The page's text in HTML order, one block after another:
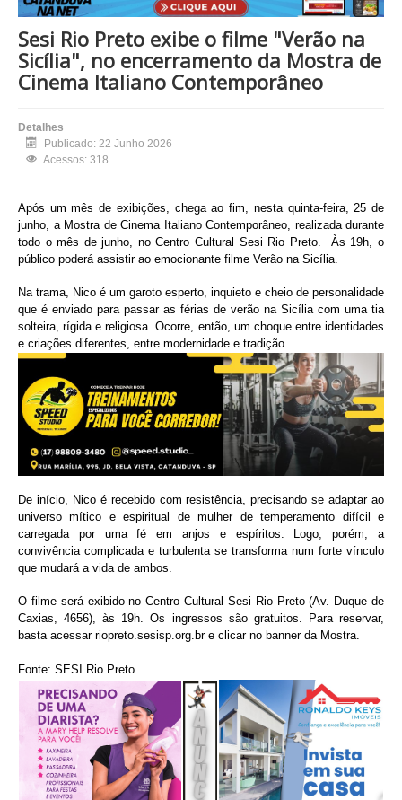
Política Saúde Tecnologia Cinema / Série / TV
Nacional / Mundo Vida / Estilo Artigo / Coluna
Sesi Rio Preto exibe o filme "Verão na
Sicília", no encerramento da Mostra de
Cinema Italiano Contemporâneo
Detalhes
Publicado: 22 Junho 2026
Acessos: 318
Após um mês de exibições, chega ao fim, nesta quinta-feira, 25 de
junho, a Mostra de Cinema Italiano Contemporâneo, realizada durante
todo o mês de junho, no Centro Cultural Sesi Rio Preto. Às 19h, o
público poderá assistir ao emocionante filme Verão na Sicília.
Na trama, Nico é um garoto esperto, inquieto e cheio de personalidade
que é enviado para passar as férias de verão na Sicília com uma tia
solteira, rígida e religiosa. Ocorre, então, um choque entre identidades
e criações diferentes, entre modernidade e tradição.
De início, Nico é recebido com resistência, precisando se adaptar ao
universo mítico e espiritual de mulher de temperamento difícil e
carregada por uma fé em anjos e espíritos. Logo, porém, a
convivência complicada e turbulenta se transforma num forte vínculo
que mudará a vida de ambos.
O filme será exibido no Centro Cultural Sesi Rio Preto (Av. Duque de
Caxias, 4656), às 19h. Os ingressos são gratuitos. Para reservar,
basta acessar riopreto.sesisp.org.br e clicar no banner da Mostra.
Fonte: SESI Rio Preto